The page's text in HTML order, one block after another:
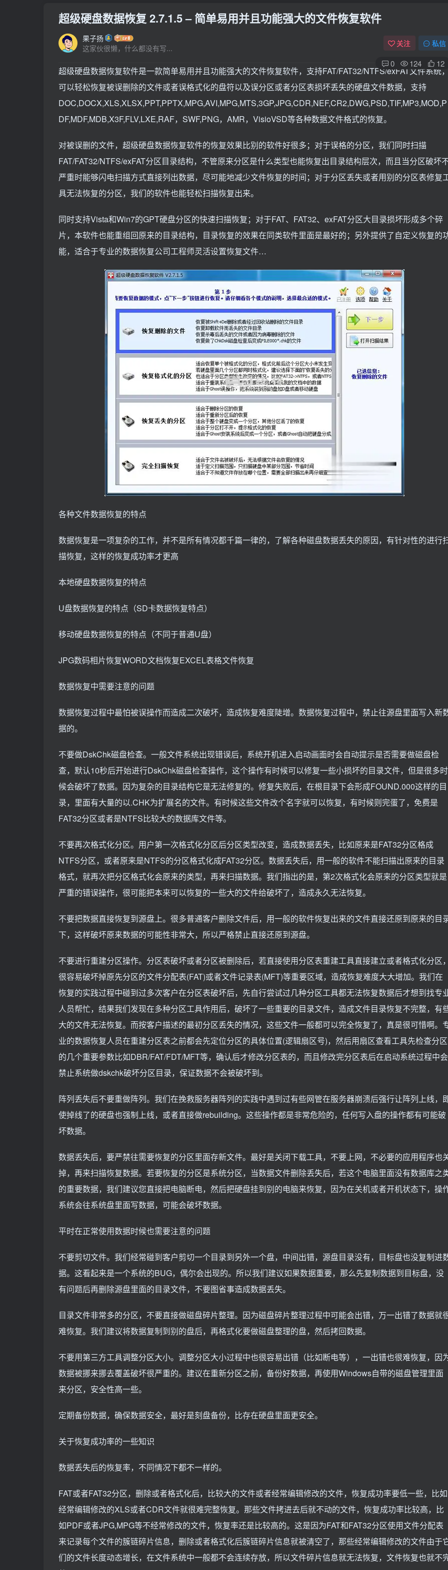
超级硬盘数据恢复 2.7.1.5 – 简单易用并且功能强大的文件恢复软件
果子扬
这家伙很懒，什么都没有写...
关注 私信
0 124 12
超级硬盘数据恢复软件是一款简单易用并且功能强大的文件恢复软件，支持FAT/FAT32/NTFS/exFAT文件系统
可以轻松恢复被误删除的文件或者误格式化的盘符以及误分区或者分区表损坏丢失的硬盘文件数据，支持
DOC,DOCX,XLS,XLSX,PPT,PPTX,MPG,AVI,MPG,MTS,3GP,JPG,CDR,NEF,CR2,DWG,PSD,TIF,MP3,MOD,P
DF,MDF,MDB,X3F,FLV,LXE,RAF，SWF,PNG，AMR，VisioVSD等各种数据文件格式的恢复。
对被误删的文件，超级硬盘数据恢复软件的恢复效果比别的软件好很多；对于误格的分区，我们同时扫描
FAT/FAT32/NTFS/exFAT分区目录结构，不管原来分区是什么类型也能恢复出目录结构层次，而且当分区破坏
严重时能够闪电扫描方式直接列出数据，尽可能地减少文件恢复的时间；对于分区丢失或者用别的分区表修复
具无法恢复的分区，我们的软件也能轻松扫描恢复出来。
同时支持Vista和Win7的GPT硬盘分区的快速扫描恢复；对于FAT、FAT32、exFAT分区大目录损坏形成多个碎
片，本软件也能重组回原来的目录结构，目录恢复的效果在同类软件里面是最好的；另外提供了自定义恢复的
能，适合于专业的数据恢复公司工程师灵活设置恢复文件…
各种文件数据恢复的特点
数据恢复是一项复杂的工作，并不是所有情况都千篇一律的，了解各种磁盘数据丢失的原因，有针对性的进行
描恢复，这样的恢复成功率才更高
本地硬盘数据恢复的特点
U盘数据恢复的特点（SD卡数据恢复特点）
移动硬盘数据恢复的特点（不同于普通U盘）
JPG数码相片恢复WORD文档恢复EXCEL表格文件恢复
数据恢复中需要注意的问题
数据恢复过程中最怕被误操作而造成二次破坏，造成恢复难度陡增。数据恢复过程中，禁止往源盘里面写入新
据的。
不要做DskChk磁盘检查。一般文件系统出现错误后，系统开机进入启动画面时会自动提示是否需要做磁盘检
查，默认10秒后开始进行DskChk磁盘检查操作，这个操作有时候可以修复一些小损坏的目录文件，但是很多时
候会破坏了数据。因为复杂的目录结构它是无法修复的。修复失败后，在根目录下会形成FOUND.000这样的目
录，里面有大量的以.CHK为扩展名的文件。有时候这些文件改个名字就可以恢复，有时候则完蛋了，免费是
FAT32分区或者是NTFS比较大的数据库文件等。
不要再次格式化分区。用户第一次格式化分区后分区类型改变，造成数据丢失，比如原来是FAT32分区格成
NTFS分区，或者原来是NTFS的分区格式化成FAT32分区。数据丢失后，用一般的软件不能扫描出原来的目录
格式，就再次把分区格式化会原来的类型，再来扫描数据。我们指出的是，第2次格式化会原来的分区类型就是
严重的错误操作，很可能把本来可以恢复的一些大的文件给破坏了，造成永久无法恢复。
不要把数据直接恢复到源盘上。很多普通客户删除文件后，用一般的软件恢复出来的文件直接还原到原来的目
下，这样破坏原来数据的可能性非常大，所以严格禁止直接还原到源盘。
不要进行重建分区操作。分区表破坏或者分区被删除后，若直接使用分区表重建工具直接建立或者格式化分区
很容易破坏掉原先分区的文件分配表(FAT)或者文件记录表(MFT)等重要区域，造成恢复难度大大增加。我们在
恢复的实践过程中碰到过多次客户在分区表破坏后，先自行尝试过几种分区工具都无法恢复数据后才想到找专
人员帮忙，结果我们发现在多种分区工具作用后，破坏了一些重要的目录文件，造成文件目录恢复不完整，有
大的文件无法恢复。而按客户描述的最初分区丢失的情况，这些文件一般都可以完全恢复了，真是很可惜啊。
业的数据恢复人员在重建分区表之前都会先定位分区的具体位置(逻辑扇区号)，然后用扇区查看工具先检查分区
的几个重要参数比如DBR/FAT/FDT/MFT等，确认后才修改分区表的，而且修改完分区表后在启动系统过程中会
禁止系统做dskchk破坏分区目录，保证数据不会被破坏到。
阵列丢失后不要重做阵列。我们在挽救服务器阵列的实践中遇到过有些网管在服务器崩溃后强行让阵列上线，
使掉线了的硬盘也强制上线，或者直接做rebuilding。这些操作都是非常危险的，任何写入盘的操作都有可能破
坏数据。
数据丢失后，要严禁往需要恢复的分区里面存新文件。最好是关闭下载工具，不要上网，不必要的应用程序也
掉，再来扫描恢复数据。若要恢复的分区是系统分区，当数据文件删除丢失后，若这个电脑里面没有数据库之
的重要数据，我们建议您直接把电脑断电，然后把硬盘挂到别的电脑来恢复，因为在关机或者开机状态下，操
系统会往系统盘里面写数据，可能会破坏数据。
平时在正常使用数据时候也需要注意的问题
不要剪切文件。我们经常碰到客户剪切一个目录到另外一个盘，中间出错，源盘目录没有，目标盘也没复制进
据。这看起来是一个系统的BUG，偶尔会出现的。所以我们建议如果数据重要，那么先复制数据到目标盘，没
有问题后再删除源盘里面的目录文件，不要图省事造成数据丢失。
目录文件非常多的分区，不要直接做磁盘碎片整理。因为磁盘碎片整理过程中可能会出错，万一出错了数据就
难恢复。我们建议将数据复制到别的盘后，再格式化要做磁盘整理的盘，然后拷回数据。
不要用第三方工具调整分区大小。调整分区大小过程中也很容易出错（比如断电等），一出错也很难恢复，因
数据被挪来挪去覆盖破坏很严重的。建议在重新分区之前，备份好数据，再使用Windows自带的磁盘管理里面
来分区，安全性高一些。
定期备份数据，确保数据安全，最好是刻盘备份，比存在硬盘里面更安全。
关于恢复成功率的一些知识
数据丢失后的恢复率，不同情况下都不一样的。
FAT或者FAT32分区，删除或者格式化后，比较大的文件或者经常编辑修改的文件，恢复成功率要低一些，比如
经常编辑修改的XLS或者CDR文件就很难完整恢复。那些文件拷进去后就不动的文件，恢复成功率比较高，比
如PDF或者JPG,MPG等不经常修改的文件，恢复率还是比较高的。这是因为FAT和FAT32分区使用文件分配表
来记录每个文件的簇链碎片信息，删除或者格式化后簇链碎片信息就被清空了，那些经常编辑修改的文件由于
们的文件长度动态增长，在文件系统中一般都不会连续存放，所以文件碎片信息就无法恢复，文件恢复也就不